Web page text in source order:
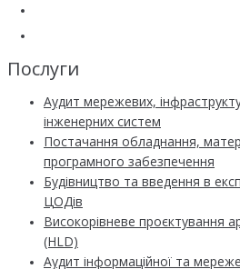
Послуги
Аудит мережевих,
інженерних систем
Постачання обладнання,
програмного забезпечення
Будівництво та введення в
ЦОДів
Високорівневе проєктування
(HLD)
Аудит інформаційної та